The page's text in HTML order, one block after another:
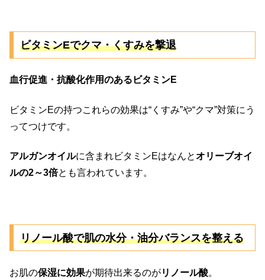
ビタミンEでクマ・くすみを撃退
血行促進・抗酸化作用のあるビタミンE
ビタミンEの持つこれらの効果は“くすみ”や“クマ”対策にう
ってつけです。
アルガンオイルに含まれビタミンEはなんとオリーブオイ
ルの2～3倍とも言われています。
リノール酸で肌の水分・油分バランスを整える
お肌の保湿に効果が期待出来るのがリノール酸。